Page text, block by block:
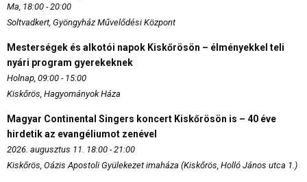
Ma, 18:00 - 20:00
Soltvadkert, Gyöngyház Művelődési Központ
Mesterségek és alkotói napok Kiskőrösön – élményekkel teli
nyári program gyerekeknek
Holnap, 09:00 - 15:00
Kiskőrös, Hagyományok Háza
Magyar Continental Singers koncert Kiskőrösön is – 40 éve
hirdetik az evangéliumot zenével
2026. augusztus 11. 18:00 - 21:00
Kiskőrös, Oázis Apostoli Gyülekezet imaháza (Kiskőrös, Holló János utca 1.)